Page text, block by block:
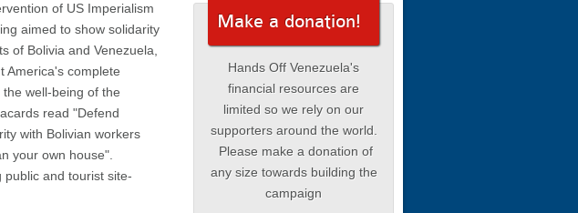
of US Imperialism
aimed to show solidarity
of Bolivia and Venezuela,
America's complete
well-being of the
read "Defend
with Bolivian workers
your own house".
public and tourist site-
Make a donation!
Hands Off Venezuela's
financial resources are
limited so we rely on our
supporters around the world.
Please make a donation of
any size towards building the
campaign